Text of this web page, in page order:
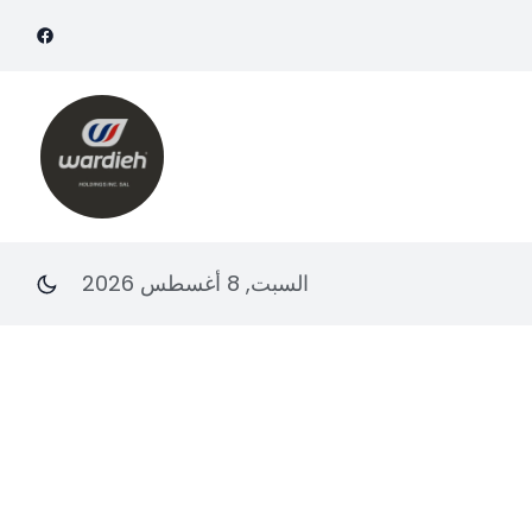
السبت, 8 أغسطس 2026